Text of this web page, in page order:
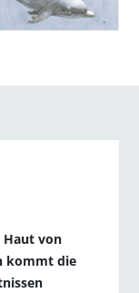
Haut von
kommt die